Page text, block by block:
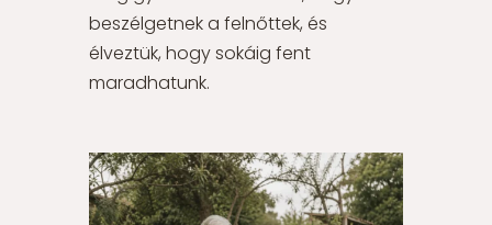
beszélgetnek a felnőttek, és
élveztük, hogy sokáig fent
maradhatunk.